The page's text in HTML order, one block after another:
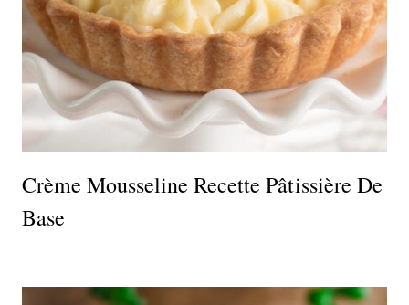
Crème Mousseline Recette Pâtissière De
Base